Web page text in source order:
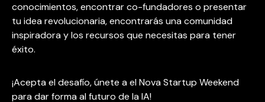
conocimientos, encontrar co-fundadores o presentar
tu idea revolucionaria, encontrarás una comunidad
inspiradora y los recursos que necesitas para tener
éxito.
¡Acepta el desafío, únete a el Nova Startup Weekend
para dar forma al futuro de la IA!